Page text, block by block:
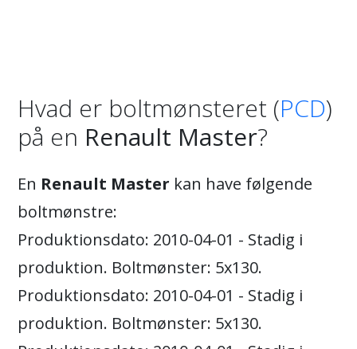
Hvad er boltmønsteret (PCD)
på en Renault Master?
En Renault Master kan have følgende
boltmønstre:
Produktionsdato: 2010-04-01 - Stadig i
produktion. Boltmønster: 5x130.
Produktionsdato: 2010-04-01 - Stadig i
produktion. Boltmønster: 5x130.